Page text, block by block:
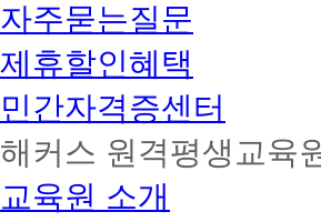
자주묻는질문
제휴할인혜택
민간자격증센터
해커스 원격평생교육
교육원 소개